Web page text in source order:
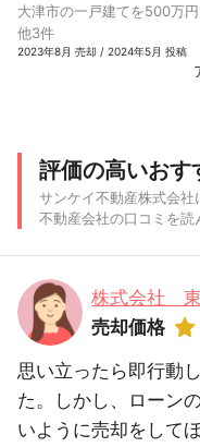
大津市の一戸建てを500万
他3件
2023年8月 売却 / 2024年5月 投稿
評価の高いおす
サンケイ不動産株式会
不動産会社の口コミを読
株式会社
売却価格
思い立ったら即行動
た。しかし、ローン
いように売却をして